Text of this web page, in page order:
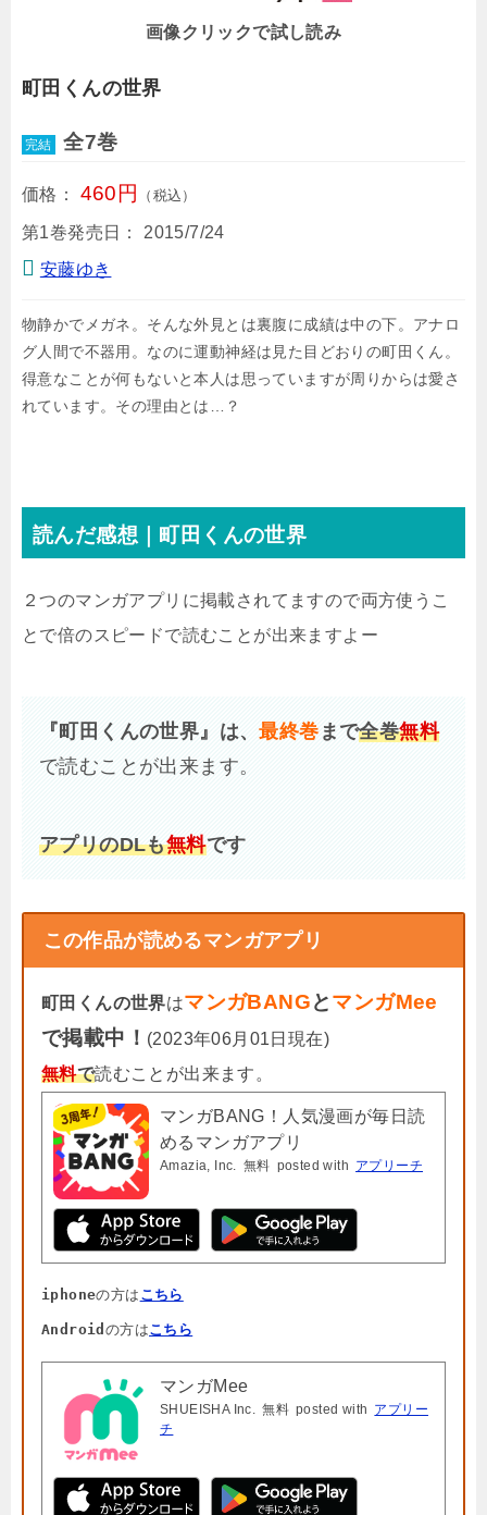
画像クリックで試し読み
町田くんの世界
完結 全7巻
価格： 460円 （税込）
第1巻発売日：
2015/7/24
安藤ゆき
物静かでメガネ。そんな外見とは裏腹に成績は中の下。アナロ
グ人間で不器用。なのに運動神経は見た目どおりの町田くん。
得意なことが何もないと本人は思っていますが周りからは愛さ
れています。その理由とは…？
読んだ感想｜町田くんの世界
２つのマンガアプリに掲載されてますので両方使うこ
とで倍のスピードで読むことが出来ますよー
『町田くんの世界』は、最終巻まで全巻無料
で読むことが出来ます。
アプリのDLも無料です
この作品が読めるマンガアプリ
町田くんの世界はマンガBANGとマンガMee
で掲載中！ (2023年06月01日現在)
無料で読むことが出来ます。
マンガBANG！人気漫画が毎日読
めるマンガアプリ
Amazia, Inc. 無料 posted with アプリーチ
iphoneの方は こちら
Android の方はこちら
マンガMee
SHUEISHA Inc. 無料 posted with アプリー
チ